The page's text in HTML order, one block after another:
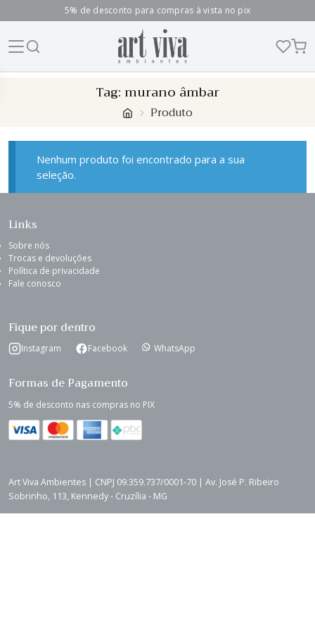
5% de desconto para compras à vista no pix
Tag:murano âmbar
Produto
Nenhum produto foi encontrado para a sua
seleção.
Links
Sobre nós
Trocas e devoluções
Política de privacidade
Fale conosco
Fique por dentro
Instagram Facebook WhatsApp
Formas de Pagamento
5% de desconto nas compras no PIX
Art Viva Ambientes | CNPJ 09.359.737/0001-70 | Av. José P. Ribeiro
Sobrinho, 113, Kennedy - Cruzília - MG